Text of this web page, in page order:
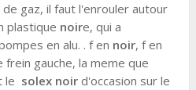
gaz, il faut l'enrouler autour
plastique noire, qui a
en alu. . f en noir, f en
frein gauche, la meme que
le solex noird'occasion sur le